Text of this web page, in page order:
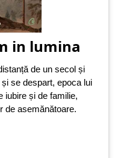
in lumina
de un secol și
se despart, epoca lui
iubire și de familie,
de asemănătoare.